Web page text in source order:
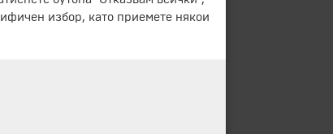
избор, като приемете някои